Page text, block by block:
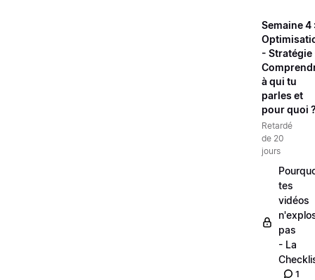
Semaine 4
- Stratégie
à qui tu
parles et
pour quoi
Retardé
de 20
jours
tes
vidéos
pas
- La
1